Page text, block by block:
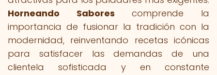
Horneando Sabores comprende la
importancia de fusionar la tradición con la
modernidad, reinventando recetas icónicas
para satisfacer las demandas de una
clientela sofisticada y en constante